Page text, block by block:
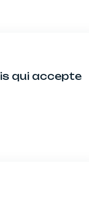
qui accepte